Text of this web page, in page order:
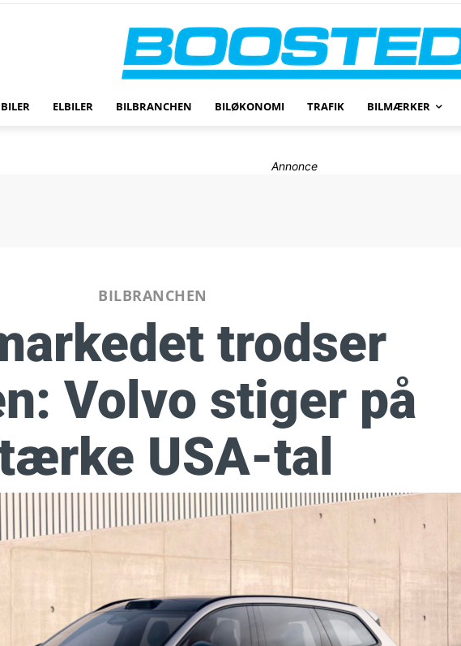
ELBILER BILBRANCHEN BILØKONOMI TRAFIK BILMÆRKER
Annonce
BILBRANCHEN
trodser
Volvo stiger på
USA-tal